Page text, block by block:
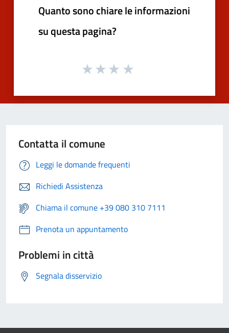
Quanto sono chiare le informazioni
su questa pagina?
Contatta il comune
Leggi le domande frequenti
Richiedi Assistenza
Chiama il comune +39 080 310 7111
Prenota un appuntamento
Problemi in città
Segnala disservizio